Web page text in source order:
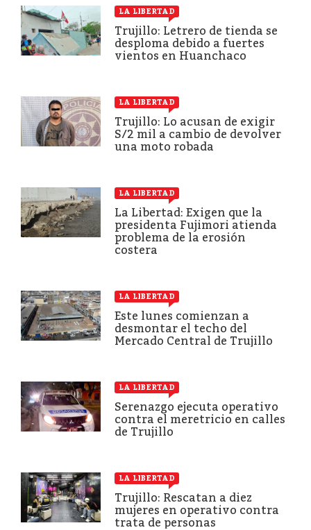
LA LIBERTAD
Trujillo: Letrero de tienda se
desploma debido a fuertes
vientos en Huanchaco
LA LIBERTAD
Trujillo: Lo acusan de exigir
S/2 mil a cambio de devolver
una moto robada
LA LIBERTAD
La Libertad: Exigen que la
presidenta Fujimori atienda
problema de la erosión
costera
LA LIBERTAD
Este lunes comienzan a
desmontar el techo del
Mercado Central de Trujillo
LA LIBERTAD
Serenazgo ejecuta operativo
contra el meretricio en calles
de Trujillo
LA LIBERTAD
Trujillo: Rescatan a diez
mujeres en operativo contra
trata de personas